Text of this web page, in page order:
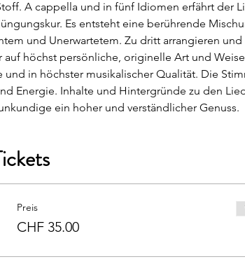
A cappella und in fünf Idiomen erfährt der
Es entsteht eine berührende
und Unerwartetem. Zu dritt arrangieren
höchst persönliche, originelle Art und
in höchster musikalischer Qualität. Die
Energie. Inhalte und Hintergründe zu den
ein hoher und verständlicher Genuss.
Preis
CHF 35.00